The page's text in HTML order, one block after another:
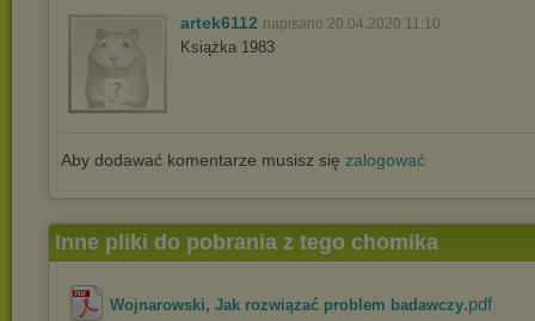
artek6112 napisano 20.04.2020 11:10
Książka 1983
Aby dodawać komentarze musisz się zalogować
Inne pliki do pobrania z tego chomika
Wojnarowski, Jak rozwiązać problem badawczy.pdf